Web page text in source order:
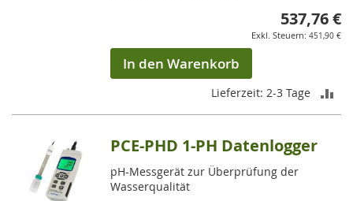
537,76 €
451,90 €
In den Warenkorb
Lieferzeit: 2-3 Tage
PCE-PHD 1-PH Datenlogger
pH-Messgerät zur Überprüfung der
Wasserqualität